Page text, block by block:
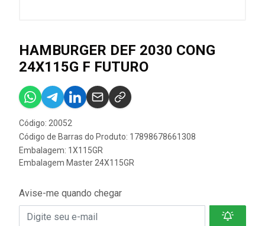
HAMBURGER DEF 2030 CONG
24X115G F FUTURO
Código: 20052
Código de Barras do Produto: 17898678661308
Embalagem: 1X115GR
Embalagem Master 24X115GR
Avise-me quando chegar